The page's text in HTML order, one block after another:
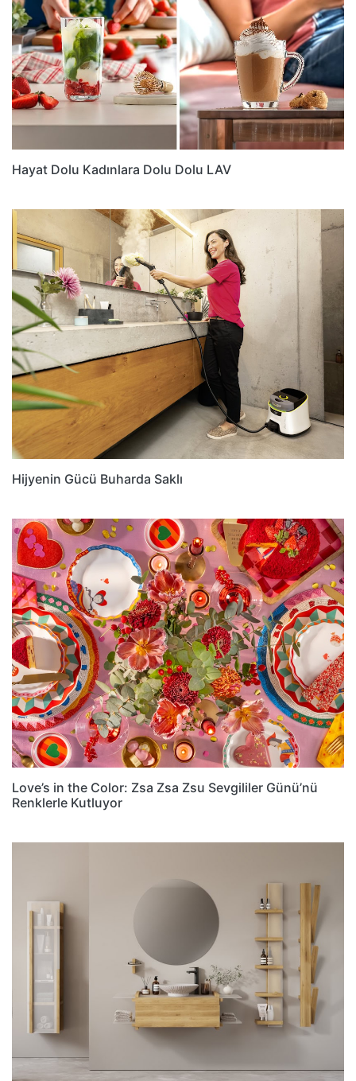
Hayat Dolu Kadınlara Dolu Dolu LAV
Hijyenin Gücü Buharda Saklı
Love’s in the Color: Zsa Zsa Zsu Sevgililer Günü’nü
Renklerle Kutluyor